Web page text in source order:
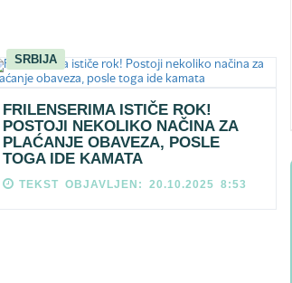
SRBIJA
FRILENSERIMA ISTIČE ROK!
POSTOJI NEKOLIKO NAČINA ZA
PLAĆANJE OBAVEZA, POSLE
TOGA IDE KAMATA
TEKST OBJAVLJEN: 20.10.2025 8:53